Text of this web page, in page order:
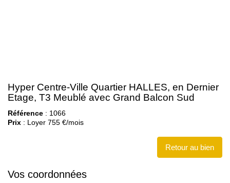
Hyper Centre-Ville Quartier HALLES, en Dernier
Etage, T3 Meublé avec Grand Balcon Sud
Référence : 1066
Prix : Loyer 755 €/mois
Retour au bien
Vos coordonnées